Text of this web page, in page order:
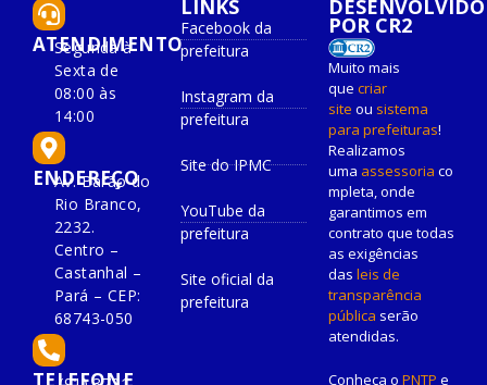
ATENDIMENTO
Segunda à
Sexta de
08:00 às
14:00
ENDEREÇO
Av. Barão do
Rio Branco,
2232.
Centro –
Castanhal –
Pará – CEP:
68743-050
LINKS
Facebook da
prefeitura
Instagram da
prefeitura
Site do IPMC
YouTube da
prefeitura
Site oficial da
prefeitura
DESENVOLVIDO
POR CR2
Muito mais
que criar
site ou sistema
para prefeituras!
Realizamos
uma assessoria co
mpleta, onde
garantimos em
contrato que todas
as exigências
das leis de
transparência
pública serão
atendidas.
Conheça o PNTP e